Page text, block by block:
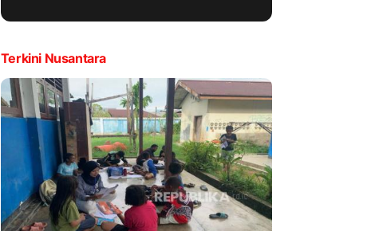
Terkini Nusantara